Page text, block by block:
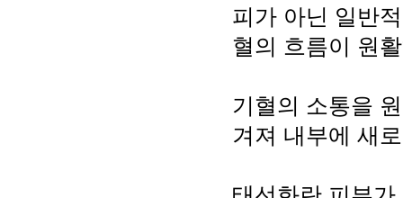
피가 아닌 일반
혈의 흐름이 원
기혈의 소통을
겨져 내부에 새